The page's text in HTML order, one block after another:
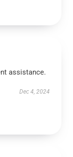
assistance.
Dec 4, 2024